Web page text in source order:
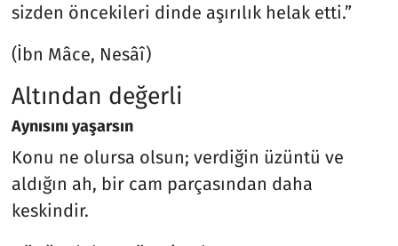
sizden öncekileri dinde aşırılık helak etti.”
(İbn Mâce, Nesâî)
Altından değerli
Aynısını yaşarsın
Konu ne olursa olsun; verdiğin üzüntü ve
aldığın ah, bir cam parçasından daha
keskindir.